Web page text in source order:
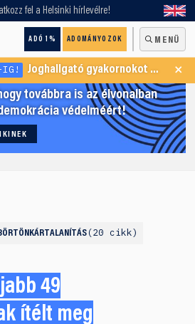
fel a Helsinki hírlevélre!
ADÓ 1% ADOMÁNYOZOK MENÜ
IG! Joghallgató gyakornokot keresünk Menekültügyi Programunkba ×
továbbra is az élvonalban
védelméért!
20 cikk
49
ítélt meg